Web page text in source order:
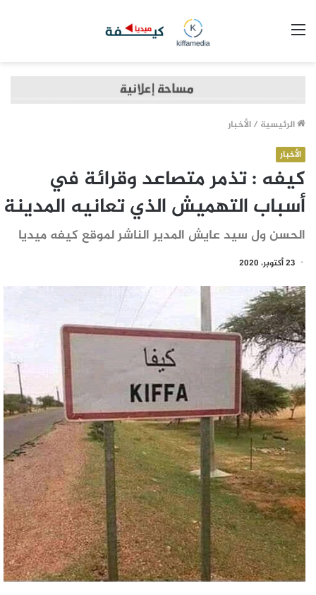
الرئيسية /الأخبار
الأخبار
كيفه : تذمر متصاعد وقرائة في
أسباب التهميش الذي تعانيه المدينة
الحسن ول سيد عايش المدير الناشر لموقع كيفه ميديا
23 أكتوبر، 2020